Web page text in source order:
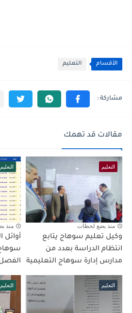
الأقسام التعليم
مقالات قد تهمك
التعليم
منذ بضع لحظات
وكيل تعليم سوهاج يتابع
انتظام الدراسة بعدد من
مدارس إدارة سوهاج التعليمية
التعليم
منذ
أوائل
الفصل
التعليم التعليم